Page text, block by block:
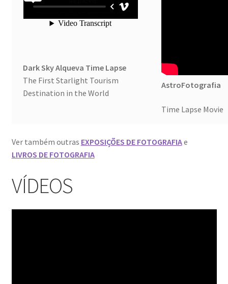
Dark Sky Alqueva Time Lapse
The First Starlight Tourism
Destination in the World
AstroFotografia
Time Lapse Movie
Ver também outras EXPOSIÇÕES DE FOTOGRAFIAe
LIVROS DE FOTOGRAFIA
VÍDEOS